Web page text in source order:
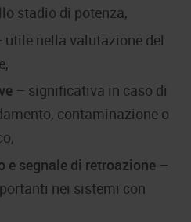
stadio di potenza,
utile nella valutazione del
– significativa in caso di
contaminazione o
e segnale di retroazione –
nei sistemi con